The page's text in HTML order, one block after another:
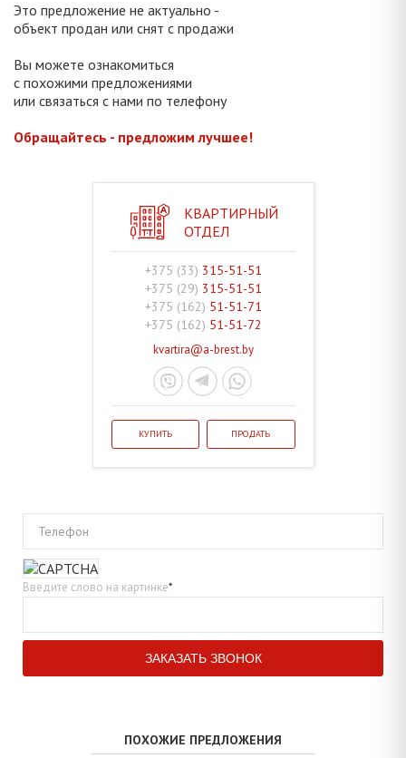
Это предложение не актуально -
объект продан или снят с продажи
Вы можете ознакомиться
с похожими предложениями
или связаться с нами по телефону
Обращайтесь - предложим лучшее!
КВАРТИРНЫЙ
ОТДЕЛ
+375 (33) 315-51-51
+375 (29) 315-51-51
+375 (162) 51-51-71
+375 (162) 51-51-72
kvartira@a-brest.by
КУПИТЬ ПРОДАТЬ
Телефон
Введите слово на картинке*
ПОХОЖИЕ ПРЕДЛОЖЕНИЯ